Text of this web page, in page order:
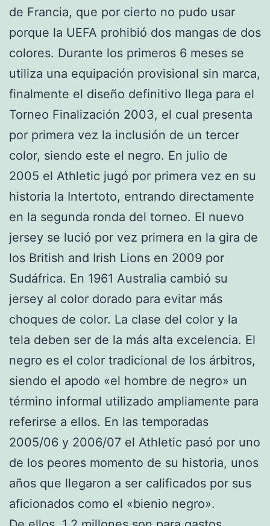
de Francia, que por cierto no pudo usar
porque la UEFA prohibió dos mangas de dos
colores. Durante los primeros 6 meses se
utiliza una equipación provisional sin marca,
finalmente el diseño definitivo llega para el
Torneo Finalización 2003, el cual presenta
por primera vez la inclusión de un tercer
color, siendo este el negro. En julio de
2005 el Athletic jugó por primera vez en su
historia la Intertoto, entrando directamente
en la segunda ronda del torneo. El nuevo
jersey se lució por vez primera en la gira de
los British and Irish Lions en 2009 por
Sudáfrica. En 1961 Australia cambió su
jersey al color dorado para evitar más
choques de color. La clase del color y la
tela deben ser de la más alta excelencia. El
negro es el color tradicional de los árbitros,
siendo el apodo «el hombre de negro» un
término informal utilizado ampliamente para
referirse a ellos. En las temporadas
2005/06 y 2006/07 el Athletic pasó por uno
de los peores momento de su historia, unos
años que llegaron a ser calificados por sus
aficionados como el «bienio negro».